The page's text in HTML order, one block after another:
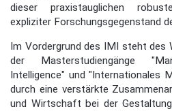
dieser praxistauglichen
expliziter Forschungsgegenstand
Im Vordergrund des IMI steht des
der Masterstudiengänge
Intelligence" und "Internationales
durch eine verstärkte
und Wirtschaft bei der